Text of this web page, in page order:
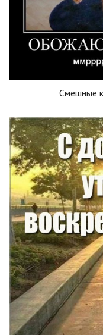
Смешные